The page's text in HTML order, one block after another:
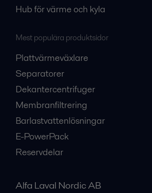
Hub för värme och kyla
Mest populära produktsidor
Plattvärmeväxlare
Separatorer
Dekantercentrifuger
Membranfiltrering
Barlastvattenlösningar
E-PowerPack
Reservdelar
Alfa Laval Nordic AB